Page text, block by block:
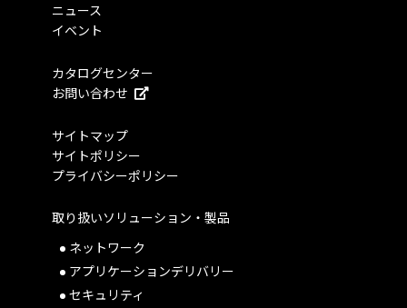
ニュース
イベント
カタログセンター
お問い合わせ
サイトマップ
サイトポリシー
プライバシーポリシー
取り扱いソリューション・製品
ネットワーク
アプリケーションデリバリー
セキュリティ